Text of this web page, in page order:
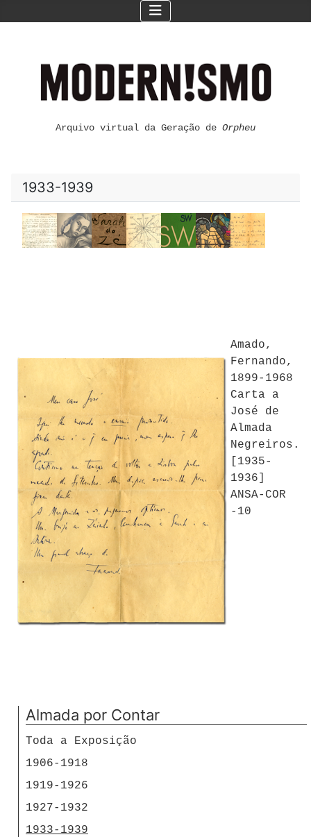
Arquivo virtual da Geração de Orpheu
1933-1939
Amado,
Fernando,
1899-1968
Carta a
José de
Almada
Negreiros.
[1935-
1936]
ANSA-COR
-10
Almada por Contar
Toda a Exposição
1906-1918
1919-1926
1927-1932
1933-1939